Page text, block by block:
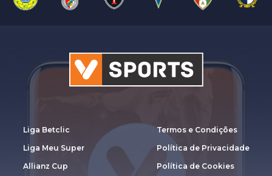
Liga Betclic
Liga Meu Super
Allianz Cup
Termos e Condições
Política de Privacidade
Política de Cookies